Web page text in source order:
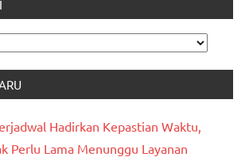
Hadirkan Kepastian Waktu,
Perlu Lama Menunggu Layanan